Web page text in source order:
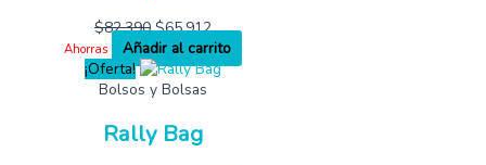
$82,390 $65,912
Ahorras
Añadir al carrito
¡Oferta!
Bolsos y Bolsas
Rally Bag